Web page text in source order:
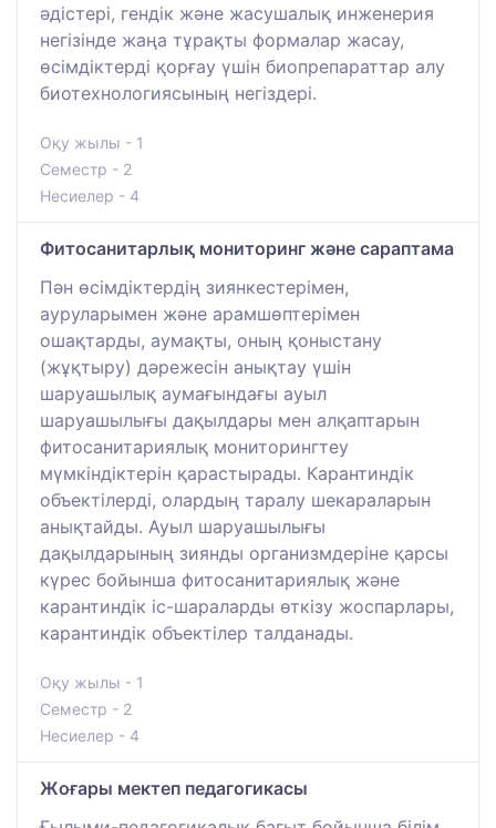
әдістері, гендік және жасушалық инженерия
негізінде жаңа тұрақты формалар жасау,
өсімдіктерді қорғау үшін биопрепараттар алу
биотехнологиясының негіздері.
Оқу жылы - 1
Семестр - 2
Несиелер - 4
Фитосанитарлық мониторинг және сараптама
Пән өсімдіктердің зиянкестерімен,
ауруларымен және арамшөптерімен
ошақтарды, аумақты, оның қоныстану
(жұқтыру) дәрежесін анықтау үшін
шаруашылық аумағындағы ауыл
шаруашылығы дақылдары мен алқаптарын
фитосанитариялық мониторингтеу
мүмкіндіктерін қарастырады. Карантиндік
объектілерді, олардың таралу шекараларын
анықтайды. Ауыл шаруашылығы
дақылдарының зиянды организмдеріне қарсы
күрес бойынша фитосанитариялық және
карантиндік іс-шараларды өткізу жоспарлары,
карантиндік объектілер талданады.
Оқу жылы - 1
Семестр - 2
Несиелер - 4
Жоғары мектеп педагогикасы